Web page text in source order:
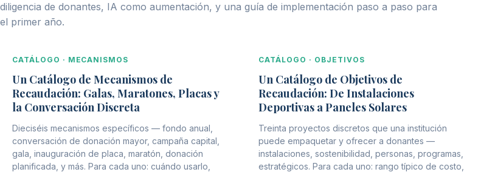
diligencia de donantes, IA como aumentación, y una guía de implementación paso a paso para
el primer año.
CATÁLOGO · MECANISMOS
Un Catálogo de Mecanismos de
Recaudación: Galas, Maratones, Placas y
la Conversación Discreta
Dieciséis mecanismos específicos — fondo anual,
conversación de donación mayor, campaña capital,
gala, inauguración de placa, maratón, donación
planificada, y más. Para cada uno: cuándo usarlo,
CATÁLOGO · OBJETIVOS
Un Catálogo de Objetivos de
Recaudación: De Instalaciones
Deportivas a Paneles Solares
Treinta proyectos discretos que una institución
puede empaquetar y ofrecer a donantes —
instalaciones, sostenibilidad, personas, programas,
estratégicos. Para cada uno: rango típico de costo,